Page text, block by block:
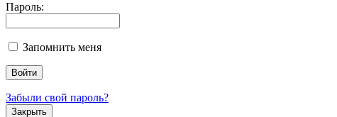
Пароль:
Запомнить меня
Забыли свой пароль?
Закрыть